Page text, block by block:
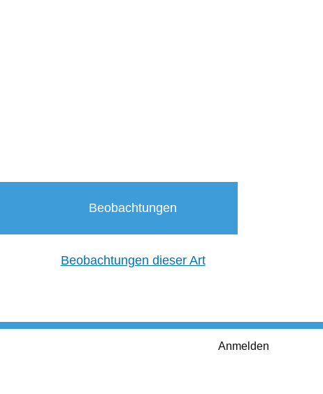
Beobachtungen
Beobachtungen dieser Art
Anmelden